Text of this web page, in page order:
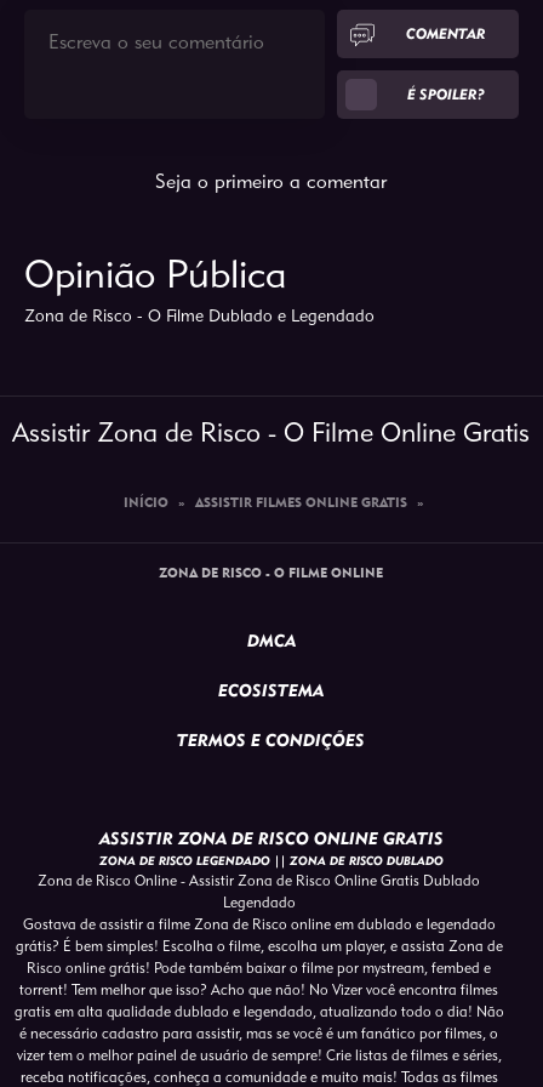
COMENTAR
É SPOILER?
Seja o primeiro a comentar
Opinião Pública
Zona de Risco - O Filme Dublado e Legendado
Assistir Zona de Risco - O Filme Online Gratis
INÍCIO » ASSISTIR FILMES ONLINE GRATIS »
ZONA DE RISCO - O FILME ONLINE
DMCA
ECOSISTEMA
TERMOS E CONDIÇÕES
ASSISTIR ZONA DE RISCO ONLINE GRATIS
ZONA DE RISCO LEGENDADO || ZONA DE RISCO DUBLADO
Zona de Risco Online - Assistir Zona de Risco Online Gratis Dublado
Legendado
Gostava de assistir a filme Zona de Risco online em dublado e legendado
grátis? É bem simples! Escolha o filme, escolha um player, e assista Zona de
Risco online grátis! Pode também baixar o filme por mystream, fembed e
torrent! Tem melhor que isso? Acho que não! No Vizer você encontra filmes
gratis em alta qualidade dublado e legendado, atualizando todo o dia! Não
é necessário cadastro para assistir, mas se você é um fanático por filmes, o
vizer tem o melhor painel de usuário de sempre! Crie listas de filmes e séries,
receba notificações, conheça a comunidade e muito mais! Todas as filmes